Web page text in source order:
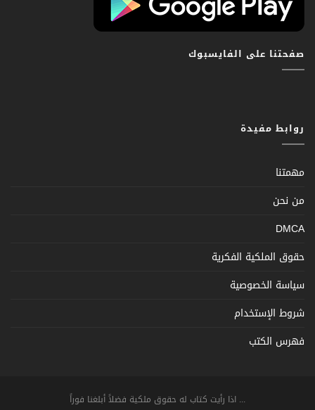
صفحتنا على الفايسبوك
روابط مفيدة
مهمتنا
من نحن
DMCA
حقوق الملكية الفكرية
سياسة الخصوصية
شروط الإستخدام
فهرس الكتب
... اذا رأيت كتاب له حقوق ملكية فضلاً أبلغنا فوراً